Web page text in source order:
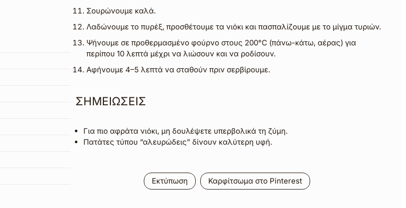
Σουρώνουμε καλά.
Λαδώνουμε το πυρέξ, προσθέτουμε τα νιόκι και πασπαλίζουμε με το μίγμα τυριών.
Ψήνουμε σε προθερμασμένο φούρνο στους 200°C (πάνω-κάτω, αέρας) για
περίπου 10 λεπτά μέχρι να λιώσουν και να ροδίσουν.
Αφήνουμε 4–5 λεπτά να σταθούν πριν σερβίρουμε.
ΣΗΜΕΙΩΣΕΙΣ
Για πιο αφράτα νιόκι, μη δουλέψετε υπερβολικά τη ζύμη.
Πατάτες τύπου “αλευρώδεις” δίνουν καλύτερη υφή.
Εκτύπωση Καρφίτσωμα στο Pinterest